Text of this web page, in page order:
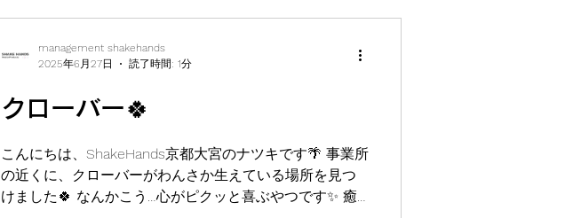
クローバー🍀
こんにちは、ShakeHands京都大宮のナツキです🌴 事業所
の近くに、クローバーがわんさか生えている場所を見つ
けました🍀 なんかこう…心がピクッと喜ぶやつです✨ 癒
management shakehands
2025年6月27日
読了時間: 1分